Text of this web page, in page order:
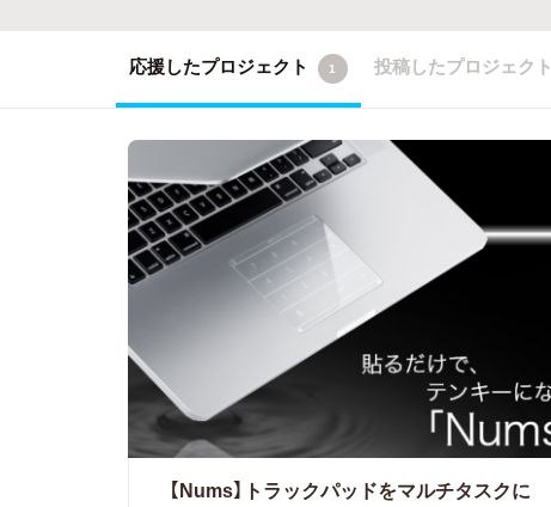
応援したプロジェクト 1 投稿したプロジェクト
【Nums】トラックパッドをマルチタスクに